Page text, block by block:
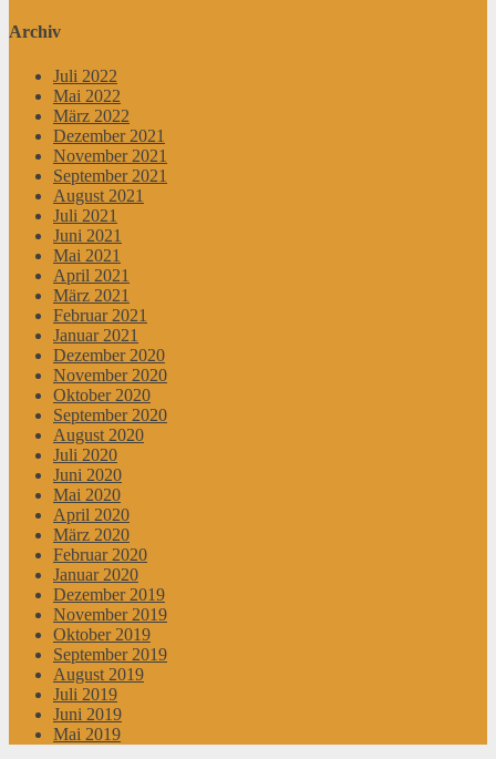
Archiv
Juli 2022
Mai 2022
März 2022
Dezember 2021
November 2021
September 2021
August 2021
Juli 2021
Juni 2021
Mai 2021
April 2021
März 2021
Februar 2021
Januar 2021
Dezember 2020
November 2020
Oktober 2020
September 2020
August 2020
Juli 2020
Juni 2020
Mai 2020
April 2020
März 2020
Februar 2020
Januar 2020
Dezember 2019
November 2019
Oktober 2019
September 2019
August 2019
Juli 2019
Juni 2019
Mai 2019